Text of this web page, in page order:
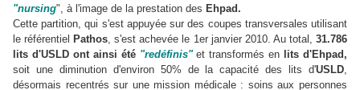
"nursing", à l'image de la prestation des Ehpad.
Cette partition, qui s'est appuyée sur des coupes transversales utilisant
le référentiel Pathos, s'est achevée le 1er janvier 2010. Au total,31.786
lits d'USLD ont ainsi été "redéfinis"et transformés en
lits d'Ehpad,
soit une diminution d'environ 50% de la capacité des lits d'USLD,
désormais recentrés sur une mission médicale : soins aux personnes